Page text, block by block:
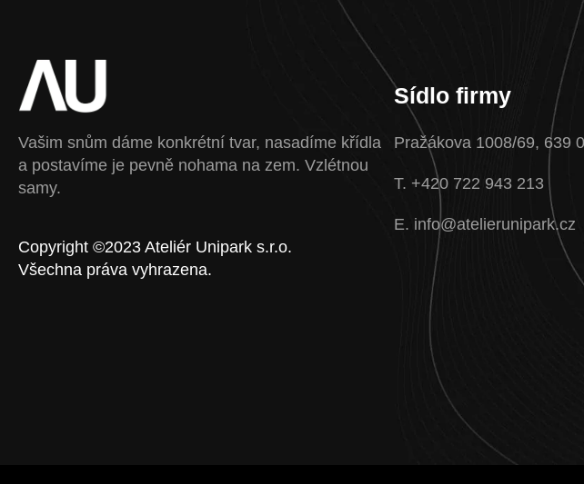
Vašim snům dáme konkrétní tvar, nasadíme křídla
a postavíme je pevně nohama na zem. Vzlétnou
samy.
Copyright ©2023 Ateliér Unipark s.r.o.
Všechna práva vyhrazena.
Sídlo firmy
Pražákova 1008/69, 639
T. +420 722 943 213
E. info@atelierunipark.cz